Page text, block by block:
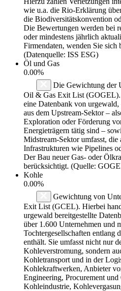
wie u.a. die Rio-Erklärung
die Biodiversitätskonvention
Die Bewertungen werden bei
oder mindestens jährlich
Firmendaten, wenden Sie sich
(Datenquelle: ISS ESG)
Öl und Gas
0.00%
Die Gewichtung der
Oil & Gas Exit List (GOGEL).
eine Datenbank von
aus dem Upstream-Sektor –
Exploration oder Förderung
Energieträgern tätig sind –
Midstream-Sektor umfasst,
Infrastrukturen wie Pipelines
Der Bau neuer Gas- oder
berücksichtigt. (Quelle:
Kohle
0.00%
Gewichtung von
Exit List (GCEL). Hierbei
urgewald bereitgestellte
über 1.600 Unternehmen und
Tochtergesellschaften entlang
enthält. Sie umfasst nicht nur
Kohleverstromung, sondern
Kohletransport und in der
Kohlekraftwerken, Anbieter
Engineering, Procurement
Kohleindustrie,